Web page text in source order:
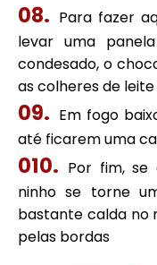
Para fazer
levar uma
condesado, o
as colheres de
Em fogo
até ficarem uma
Por fim, se
ninho se torne
bastante calda no
pelas bordas